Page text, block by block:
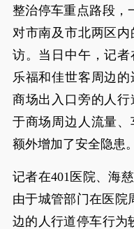
整治停车重点路段，
对市南及市北两区
访。当日中午，记
乐福和佳世客周边
商场出入口旁的人
于商场周边人流量
额外增加了安全隐患。
记者在401医院、海
由于城管部门在医院
边的人行道停车行为